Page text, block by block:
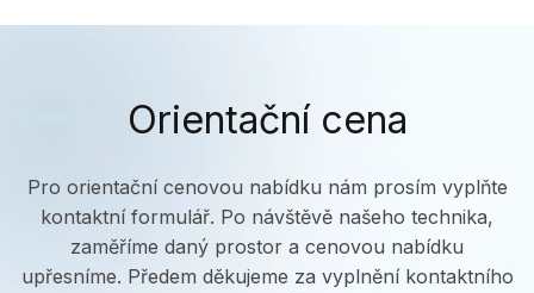
Orientační cena
Pro orientační cenovou nabídku nám prosím vyplňte
kontaktní formulář. Po návštěvě našeho technika,
zaměříme daný prostor a cenovou nabídku
upřesníme. Předem děkujeme za vyplnění kontaktního